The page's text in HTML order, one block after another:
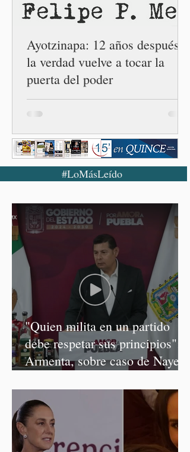
número 25 en el estado, la
cuarta en la c
Ayotzinapa: 12 años después,
la verdad vuelve a tocar la
puerta del poder
#LoMásLeído
"Quien milita en un partido
debe respetar sus principios":
Armenta, sobre caso de Nayeli